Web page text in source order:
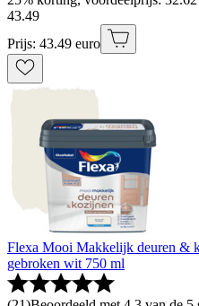
43.49
Prijs: 43.49 euro
Flexa Mooi Makkelijk deuren &
gebroken wit 750 ml